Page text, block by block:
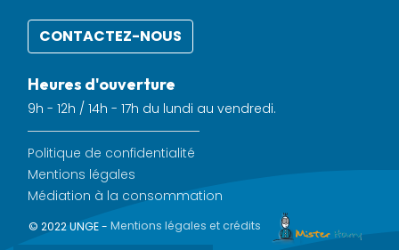
CONTACTEZ-NOUS
Heures d'ouverture
9h - 12h / 14h - 17h du lundi au vendredi.
Politique de confidentialité
Mentions légales
Médiation à la consommation
© 2022 UNGE - Mentions légales et crédits